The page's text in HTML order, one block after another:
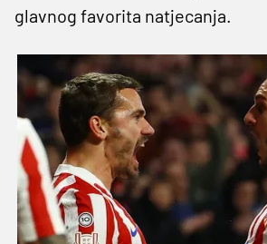
glavnog favorita natjecanja.